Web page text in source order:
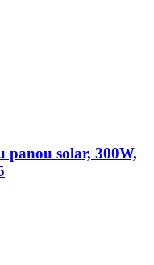
solar, 300W,